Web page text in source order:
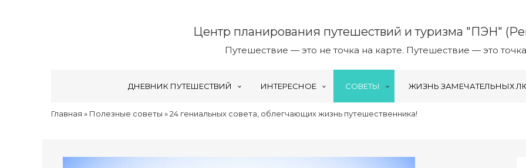
Центр планирования путешествий и туризма "ПЭН"
Путешествие — это не точка на карте. Путешествие — это
ДНЕВНИК ПУТЕШЕСТВИЙ ИНТЕРЕСНОЕ СОВЕТЫ ЖИЗНЬ ЗАМЕЧАТЕЛЬНЫХ
Главная » Полезные советы »24 гениальных совета, облегчающих жизнь путешественника!